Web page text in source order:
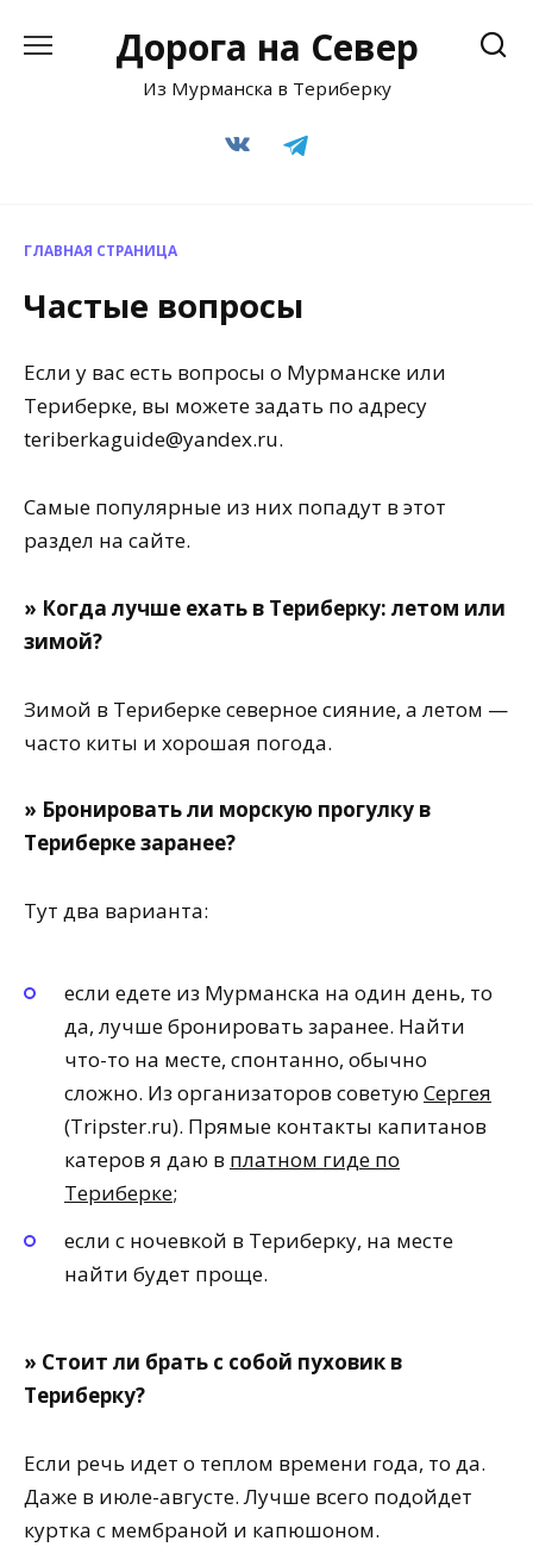
содержанию
Дорога на Север
Из Мурманска в Териберку
ГЛАВНАЯ СТРАНИЦА
Частые вопросы
Если у вас есть вопросы о Мурманске или
Териберке, вы можете задать по адресу
teriberkaguide@yandex.ru.
Самые популярные из них попадут в этот
раздел на сайте.
» Когда лучше ехать в Териберку: летом или
зимой?
Зимой в Териберке северное сияние, а летом —
часто киты и хорошая погода.
» Бронировать ли морскую прогулку в
Териберке заранее?
Тут два варианта:
если едете из Мурманска на один день, то
да, лучше бронировать заранее. Найти
что-то на месте, спонтанно, обычно
сложно. Из организаторов советую Сергея
(Tripster.ru). Прямые контакты капитанов
катеров я даю в платном гиде по
Териберке;
если с ночевкой в Териберку, на месте
найти будет проще.
» Стоит ли брать с собой пуховик в
Териберку?
Если речь идет о теплом времени года, то да.
Даже в июле-августе. Лучше всего подойдет
куртка с мембраной и капюшоном.